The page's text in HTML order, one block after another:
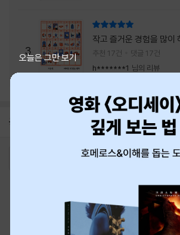
3
작고 즐거운 경험을 많이
회피하지 말기, 그리고
기.
추천 17건
댓글 17건
h*******1 님의 리뷰
공지 8월 신용카드 무이자할부 안내
오늘은 그만 보기
최근 본 상품
티켓 1544-6399
eBook 1:1문의/채팅상담
예스이십사(주) 사업자 정보
이용약관
개인정보처리방침 청소년